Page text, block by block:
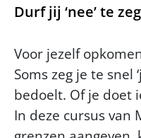
Durf jij
Voor jezelf
Soms zeg je te snel
bedoelt. Of je doet
In deze cursus van